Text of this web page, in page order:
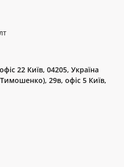
22 Київ, 04205, Україна
29в, офіс 5 Київ,